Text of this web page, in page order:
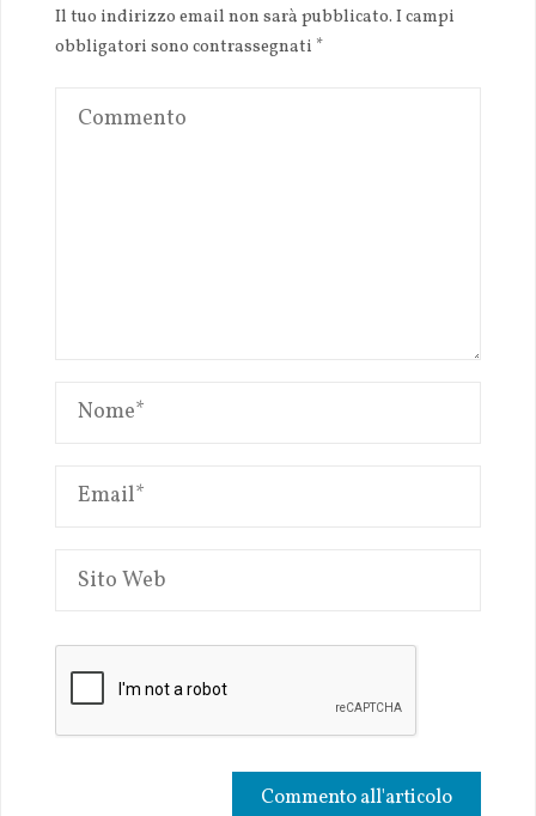
Il tuo indirizzo email non sarà pubblicato. I campi
obbligatori sono contrassegnati *